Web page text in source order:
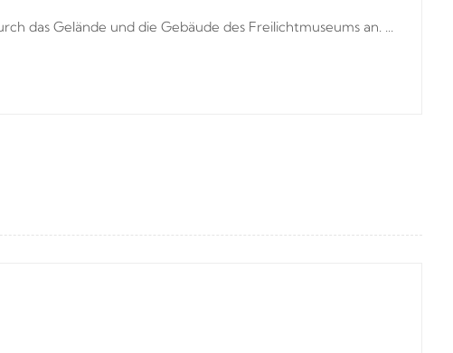
das Gelände und die Gebäude des Freilichtmuseums an. ...